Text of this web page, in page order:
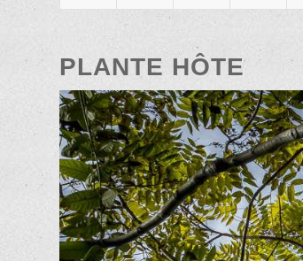
PLANTE HÔTE